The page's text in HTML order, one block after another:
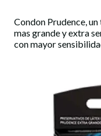
Condon Prudence,
mas grande y extra
con mayor